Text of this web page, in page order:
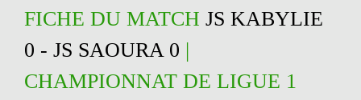
FICHE DU MATCH JS KABYLIE
0 - JS SAOURA 0 |
CHAMPIONNAT DE LIGUE 1